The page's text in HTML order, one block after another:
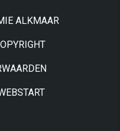
ALKMAAR